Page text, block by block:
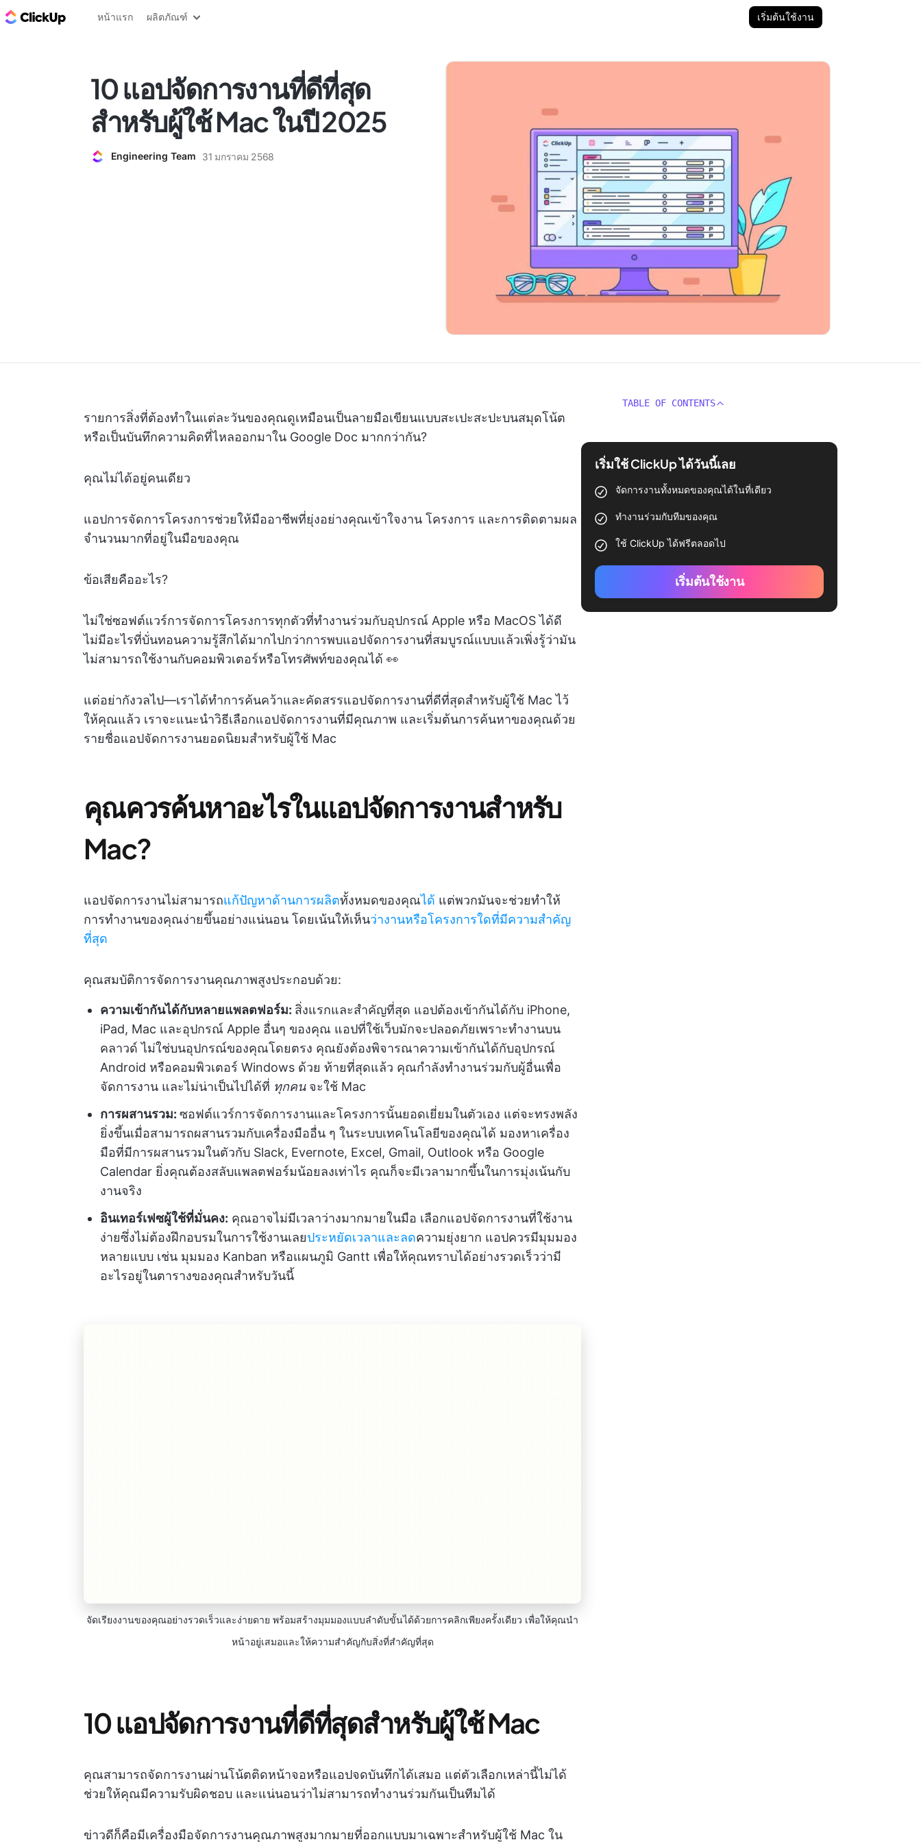
บล็อก ClickUp
หน้าแรก ผลิตภัณฑ์ เริ่มต้นใช้งาน
10 แอปจัดการงานที่ดีที่สุด
สำหรับผู้ใช้ Mac ในปี 2025
Engineering Team 31 มกราคม 2568
รายการสิ่งที่ต้องทำในแต่ละวันของคุณดูเหมือนเป็นลายมือเขียนแบบสะเปะสะปะบนสมุดโน้ต
หรือเป็นบันทึกความคิดที่ไหลออกมาใน Google Doc มากกว่ากัน?
คุณไม่ได้อยู่คนเดียว
แอปการจัดการโครงการช่วยให้มืออาชีพที่ยุ่งอย่างคุณเข้าใจงาน โครงการ และการติดตามผล
จำนวนมากที่อยู่ในมือของคุณ
ข้อเสียคืออะไร?
ไม่ใช่ซอฟต์แวร์การจัดการโครงการทุกตัวที่ทำงานร่วมกับอุปกรณ์ Apple หรือ MacOS ได้ดี
ไม่มีอะไรที่บั่นทอนความรู้สึกได้มากไปกว่าการพบแอปจัดการงานที่สมบูรณ์แบบแล้วเพิ่งรู้ว่ามัน
ไม่สามารถใช้งานกับคอมพิวเตอร์หรือโทรศัพท์ของคุณได้ 👀
แต่อย่ากังวลไป—เราได้ทำการค้นคว้าและคัดสรรแอปจัดการงานที่ดีที่สุดสำหรับผู้ใช้ Mac ไว้
ให้คุณแล้ว เราจะแนะนำวิธีเลือกแอปจัดการงานที่มีคุณภาพ และเริ่มต้นการค้นหาของคุณด้วย
รายชื่อแอปจัดการงานยอดนิยมสำหรับผู้ใช้ Mac
คุณควรค้นหาอะไรในแอปจัดการงานสำหรับ
Mac?
แอปจัดการงานไม่สามารถแก้ปัญหาด้านการผลิตทั้งหมดของคุณได้ แต่พวกมันจะช่วยทำให้
การทำงานของคุณง่ายขึ้นอย่างแน่นอน โดยเน้นให้เห็นว่างานหรือโครงการใดที่มีความสำคัญ
ที่สุด
คุณสมบัติการจัดการงานคุณภาพสูงประกอบด้วย:
ความเข้ากันได้กับหลายแพลตฟอร์ม: สิ่งแรกและสำคัญที่สุด แอปต้องเข้ากันได้กับ iPhone,
iPad, Mac และอุปกรณ์ Apple อื่นๆ ของคุณ แอปที่ใช้เว็บมักจะปลอดภัยเพราะทำงานบน
คลาวด์ ไม่ใช่บนอุปกรณ์ของคุณโดยตรง คุณยังต้องพิจารณาความเข้ากันได้กับอุปกรณ์
Android หรือคอมพิวเตอร์ Windows ด้วย ท้ายที่สุดแล้ว คุณกำลังทำงานร่วมกับผู้อื่นเพื่อ
จัดการงาน และไม่น่าเป็นไปได้ที่ ทุกคนจะใช้ Mac
การผสานรวม: ซอฟต์แวร์การจัดการงานและโครงการนั้นยอดเยี่ยมในตัวเอง แต่จะทรงพลัง
ยิ่งขึ้นเมื่อสามารถผสานรวมกับเครื่องมืออื่น ๆ ในระบบเทคโนโลยีของคุณได้ มองหาเครื่อง
มือที่มีการผสานรวมในตัวกับ Slack, Evernote, Excel, Gmail, Outlook หรือ Google
Calendar ยิ่งคุณต้องสลับแพลตฟอร์มน้อยลงเท่าไร คุณก็จะมีเวลามากขึ้นในการมุ่งเน้นกับ
งานจริง
อินเทอร์เฟซผู้ใช้ที่มั่นคง: คุณอาจไม่มีเวลาว่างมากมายในมือ เลือกแอปจัดการงานที่ใช้งาน
ง่ายซึ่งไม่ต้องฝึกอบรมในการใช้งานเลยประหยัดเวลาและลดความยุ่งยาก แอปควรมีมุมมอง
หลายแบบ เช่น มุมมอง Kanban หรือแผนภูมิ Gantt เพื่อให้คุณทราบได้อย่างรวดเร็วว่ามี
อะไรอยู่ในตารางของคุณสำหรับวันนี้
จัดเรียงงานของคุณอย่างรวดเร็วและง่ายดาย พร้อมสร้างมุมมองแบบลำดับขั้นได้ด้วยการคลิกเพียงครั้งเดียว เพื่อให้คุณนำ
หน้าอยู่เสมอและให้ความสำคัญกับสิ่งที่สำคัญที่สุด
10 แอปจัดการงานที่ดีที่สุดสำหรับผู้ใช้ Mac
คุณสามารถจัดการงานผ่านโน้ตติดหน้าจอหรือแอปจดบันทึกได้เสมอ แต่ตัวเลือกเหล่านี้ไม่ได้
ช่วยให้คุณมีความรับผิดชอบ และแน่นอนว่าไม่สามารถทำงานร่วมกันเป็นทีมได้
ข่าวดีก็คือมีเครื่องมือจัดการงานคุณภาพสูงมากมายที่ออกแบบมาเฉพาะสำหรับผู้ใช้ Mac ใน
TABLE OF CONTENTS
เริ่มใช้ ClickUp ได้วันนี้เลย
จัดการงานทั้งหมดของคุณได้ในที่เดียว
ทำงานร่วมกับทีมของคุณ
ใช้ ClickUp ได้ฟรีตลอดไป
เริ่มต้นใช้งาน